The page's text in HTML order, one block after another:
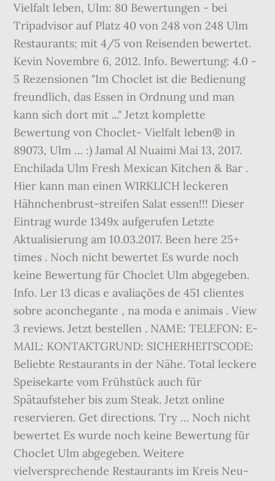
Vielfalt leben, Ulm: 80 Bewertungen - bei
Tripadvisor auf Platz 40 von 248 von 248 Ulm
Restaurants; mit 4/5 von Reisenden bewertet.
Kevin Novembre 6, 2012. Info. Bewertung: 4.0 -
5 Rezensionen "Im Choclet ist die Bedienung
freundlich, das Essen in Ordnung und man
kann sich dort mit ..." Jetzt komplette
Bewertung von Choclet- Vielfalt leben® in
89073, Ulm … :) Jamal Al Nuaimi Mai 13, 2017.
Enchilada Ulm Fresh Mexican Kitchen & Bar .
Hier kann man einen WIRKLICH leckeren
Hähnchenbrust-streifen Salat essen!!! Dieser
Eintrag wurde 1349x aufgerufen Letzte
Aktualisierung am 10.03.2017. Been here 25+
times . Noch nicht bewertet Es wurde noch
keine Bewertung für Choclet Ulm abgegeben.
Info. Ler 13 dicas e avaliações de 451 clientes
sobre aconchegante , na moda e animais . View
3 reviews. Jetzt bestellen . NAME: TELEFON: E-
MAIL: KONTAKTGRUND: SICHERHEITSCODE:
Beliebte Restaurants in der Nähe. Total leckere
Speisekarte vom Frühstück auch für
Spätaufsteher bis zum Steak. Jetzt online
reservieren. Get directions. Try … Noch nicht
bewertet Es wurde noch keine Bewertung für
Choclet Ulm abgegeben. Weitere
vielversprechende Restaurants im Kreis Neu-